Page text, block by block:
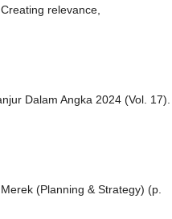
relevance,
Dalam Angka 2024 (Vol. 17).
(Planning & Strategy) (p.